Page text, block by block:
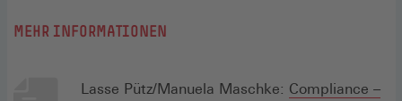
MEHR INFORMATIONEN
Lasse Pütz/Manuela Maschke: Compliance –